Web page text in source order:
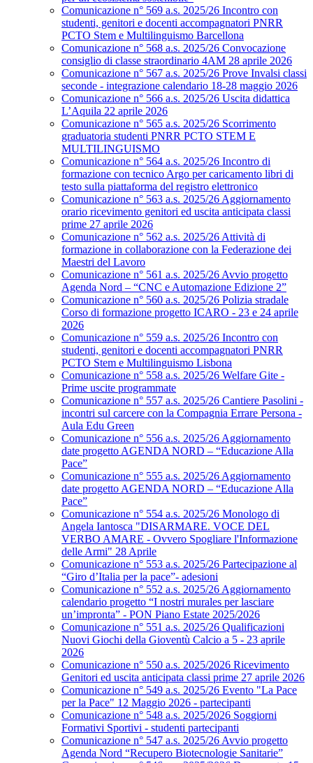
Comunicazione n° 569 a.s. 2025/26 Incontro con
studenti, genitori e docenti accompagnatori PNRR
PCTO Stem e Multilinguismo Barcellona
Comunicazione n° 568 a.s. 2025/26 Convocazione
consiglio di classe straordinario 4AM 28 aprile 2026
Comunicazione n° 567 a.s. 2025/26 Prove Invalsi classi
seconde - integrazione calendario 18-28 maggio 2026
Comunicazione n° 566 a.s. 2025/26 Uscita didattica
L’Aquila 22 aprile 2026
Comunicazione n° 565 a.s. 2025/26 Scorrimento
graduatoria studenti PNRR PCTO STEM E
MULTILINGUISMO
Comunicazione n° 564 a.s. 2025/26 Incontro di
formazione con tecnico Argo per caricamento libri di
testo sulla piattaforma del registro elettronico
Comunicazione n° 563 a.s. 2025/26 Aggiornamento
orario ricevimento genitori ed uscita anticipata classi
prime 27 aprile 2026
Comunicazione n° 562 a.s. 2025/26 Attività di
formazione in collaborazione con la Federazione dei
Maestri del Lavoro
Comunicazione n° 561 a.s. 2025/26 Avvio progetto
Agenda Nord – “CNC e Automazione Edizione 2”
Comunicazione n° 560 a.s. 2025/26 Polizia stradale
Corso di formazione progetto ICARO - 23 e 24 aprile
2026
Comunicazione n° 559 a.s. 2025/26 Incontro con
studenti, genitori e docenti accompagnatori PNRR
PCTO Stem e Multilinguismo Lisbona
Comunicazione n° 558 a.s. 2025/26 Welfare Gite -
Prime uscite programmate
Comunicazione n° 557 a.s. 2025/26 Cantiere Pasolini -
incontri sul carcere con la Compagnia Errare Persona -
Aula Edu Green
Comunicazione n° 556 a.s. 2025/26 Aggiornamento
date progetto AGENDA NORD – “Educazione Alla
Pace”
Comunicazione n° 555 a.s. 2025/26 Aggiornamento
date progetto AGENDA NORD – “Educazione Alla
Pace”
Comunicazione n° 554 a.s. 2025/26 Monologo di
Angela Iantosca "DISARMARE. VOCE DEL
VERBO AMARE - Ovvero Spogliare l'Informazione
delle Armi" 28 Aprile
Comunicazione n° 553 a.s. 2025/26 Partecipazione al
“Giro d’Italia per la pace”- adesioni
Comunicazione n° 552 a.s. 2025/26 Aggiornamento
calendario progetto “I nostri murales per lasciare
un’impronta” - PON Piano Estate 2025/2026
Comunicazione n° 551 a.s. 2025/26 Qualificazioni
Nuovi Giochi della Gioventù Calcio a 5 - 23 aprile
2026
Comunicazione n° 550 a.s. 2025/2026 Ricevimento
Genitori ed uscita anticipata classi prime 27 aprile 2026
Comunicazione n° 549 a.s. 2025/26 Evento "La Pace
per la Pace" 12 Maggio 2026 - partecipanti
Comunicazione n° 548 a.s. 2025/2026 Soggiorni
Formativi Sportivi - studenti partecipanti
Comunicazione n° 547 a.s. 2025/26 Avvio progetto
Agenda Nord “Recupero Biotecnologie Sanitarie”